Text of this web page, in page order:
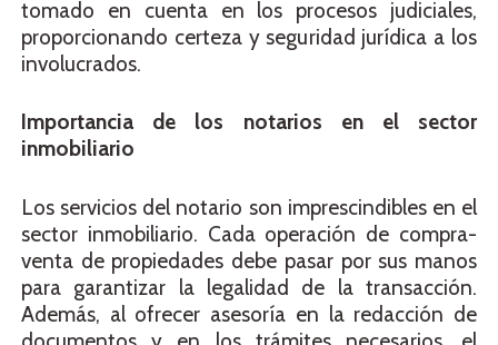
tomado en cuenta en los procesos judiciales,
proporcionando certeza y seguridad jurídica a los
involucrados.
Importancia de los notarios en el sector
inmobiliario
Los servicios del notario son imprescindibles en el
sector inmobiliario. Cada operación de compra-
venta de propiedades debe pasar por sus manos
para garantizar la legalidad de la transacción.
Además, al ofrecer asesoría en la redacción de